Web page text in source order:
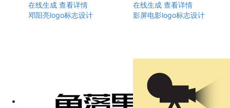
在线生成 查看详情
邓阳亮logo标志设计
在线生成 查看详情
影屏电影logo标志设计